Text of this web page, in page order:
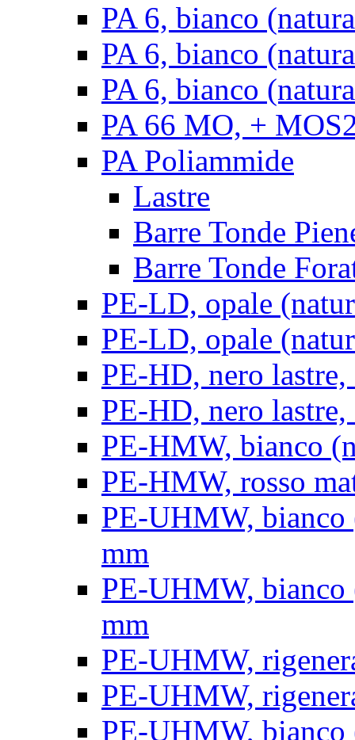
PA 6, bianco
PA 6, bianco
PA 6, bianco
PA 66 MO, +
PA Poliammide
Lastre
Barre Tonde
Barre Tonde
PE-LD, opale
PE-LD, opale
PE-HD, nero lastre,
PE-HD, nero lastre,
PE-HMW, bianco
PE-HMW, rosso
PE-UHMW, bianco
mm
PE-UHMW, bianco
mm
PE-UHMW,
PE-UHMW,
PE-UHMW,